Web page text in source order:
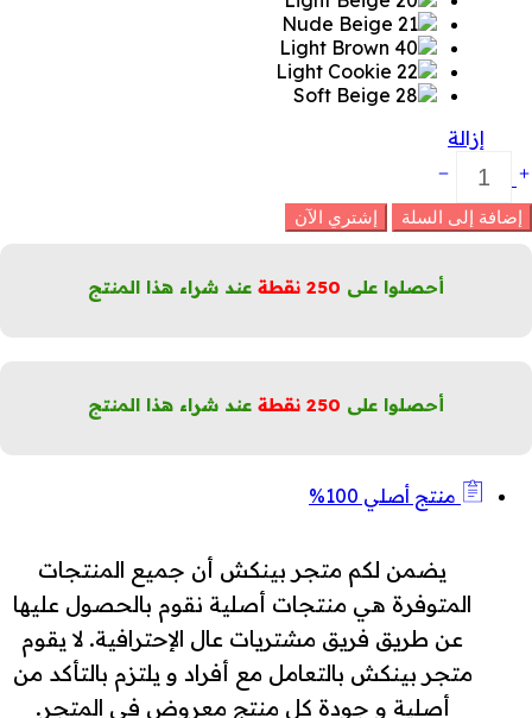
إزالة
الأساس
السائل
سوبر
إضافة إلى السلة إشتري الآن
أحصلوا على 250 نقطة عند شراء هذا المنتج
أحصلوا على 250 نقطة عند شراء هذا المنتج
منتج أصلي 100%
يضمن لكم متجر بينكش أن جميع المنتجات
المتوفرة هي منتجات أصلية نقوم بالحصول عليها
عن طريق فريق مشتريات عال الإحترافية. لا يقوم
متجر بينكش بالتعامل مع أفراد و يلتزم بالتأكد من
أصلية و جودة كل منتج معروض في المتجر.